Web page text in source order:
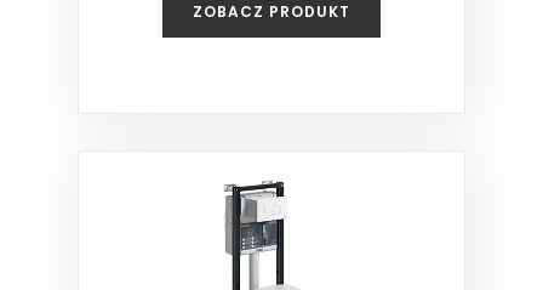
ZOBACZ PRODUKT